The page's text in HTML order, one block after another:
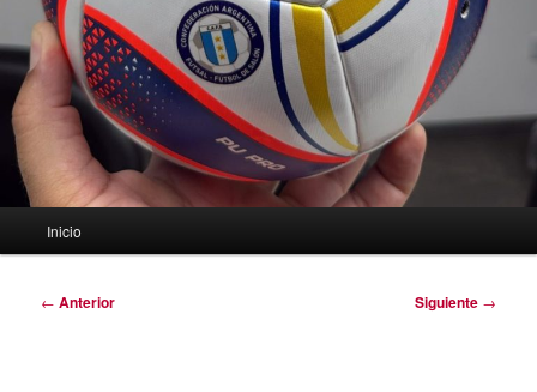
Inicio
Navegación
← Anterior Siguiente →